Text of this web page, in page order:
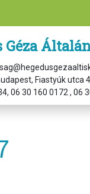
Géza
Fiastyúk utca
06 30 160 0172 , 06